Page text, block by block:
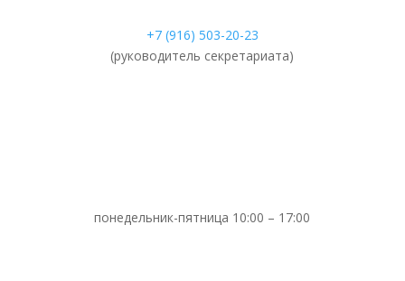
+7 (916) 503-20-23
(руководитель секретариата)
понедельник-пятница 10:00 – 17:00